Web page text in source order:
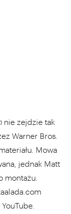
nie zejdzie tak
Warner Bros.
Mowa
jednak Matt
montażu.